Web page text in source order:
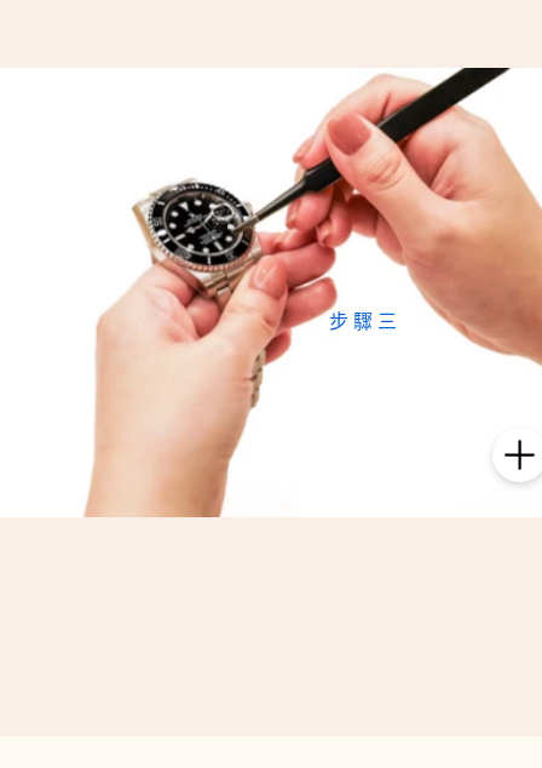
步驟三
仔細檢查模組上的部位
所對應到手錶的各個位置